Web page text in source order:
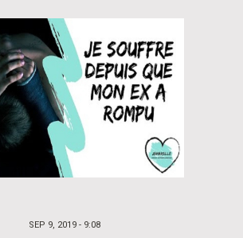
POSTED
SEP 9, 2019 - 9:08